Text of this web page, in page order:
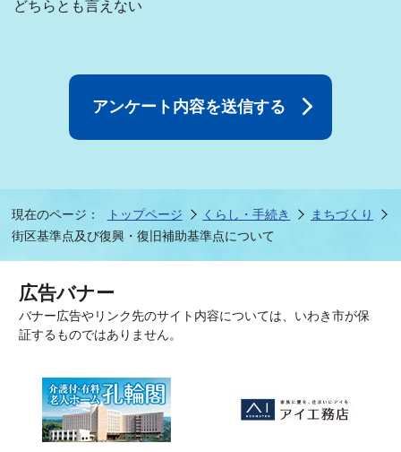
どちらとも言えない
現在のページ： トップページ くらし・手続き
まちづくり
街区基準点及び復興・復旧補助基準点について
広告バナー
バナー広告やリンク先のサイト内容については、いわき市が保
証するものではありません。